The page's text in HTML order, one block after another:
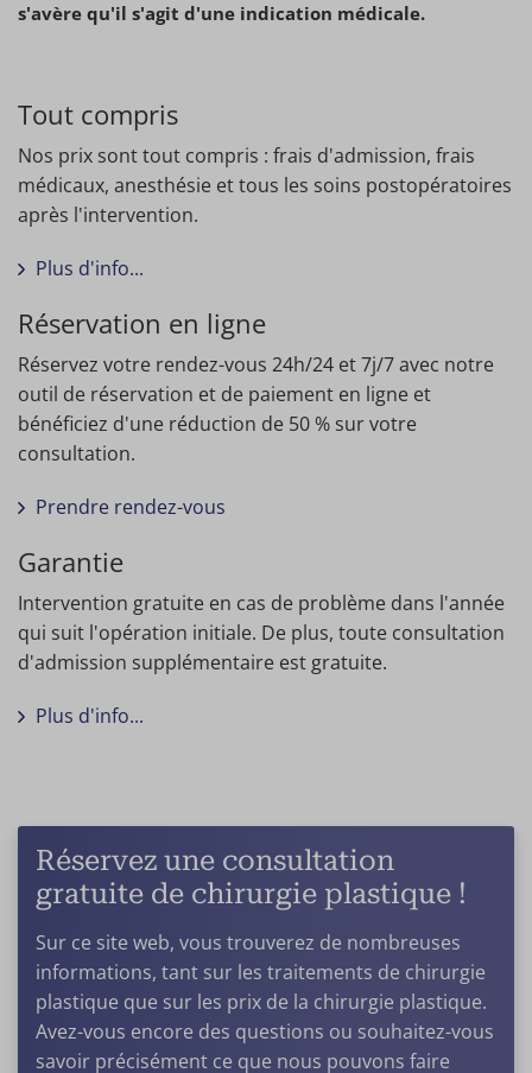
s'avère qu'il s'agit d'une indication médicale.
Tout compris
Nos prix sont tout compris : frais d'admission, frais
médicaux, anesthésie et tous les soins postopératoires
après l'intervention.
Plus d'info...
Réservation en ligne
Réservez votre rendez-vous 24h/24 et 7j/7 avec notre
outil de réservation et de paiement en ligne et
bénéficiez d'une réduction de 50 % sur votre
consultation.
Prendre rendez-vous
Garantie
Intervention gratuite en cas de problème dans l'année
qui suit l'opération initiale. De plus, toute consultation
d'admission supplémentaire est gratuite.
Plus d'info...
Réservez une consultation
gratuite de chirurgie plastique !
Sur ce site web, vous trouverez de nombreuses
informations, tant sur les traitements de chirurgie
plastique que sur les prix de la chirurgie plastique.
Avez-vous encore des questions ou souhaitez-vous
savoir précisément ce que nous pouvons faire